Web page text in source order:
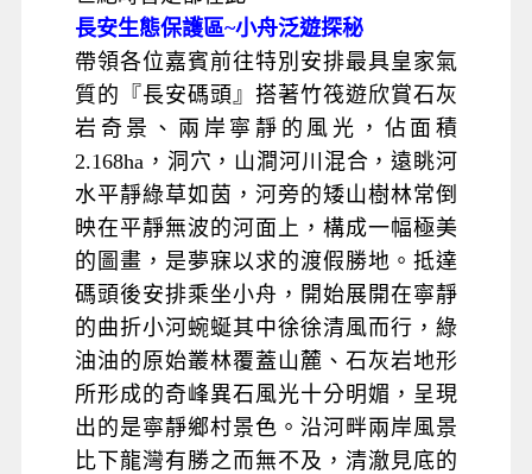
長安生態保護區~小舟泛遊探秘
帶領各位嘉賓前往特別安排最具皇家氣
質的『長安碼頭』搭著竹筏遊欣賞石灰
岩奇景、兩岸寧靜的風光，佔面積
2.168ha，洞穴，山澗河川混合，遠眺河
水平靜綠草如茵，河旁的矮山樹林常倒
映在平靜無波的河面上，構成一幅極美
的圖畫，是夢寐以求的渡假勝地。抵達
碼頭後安排乘坐小舟，開始展開在寧靜
的曲折小河蜿蜒其中徐徐清風而行，綠
油油的原始叢林覆蓋山麓、石灰岩地形
所形成的奇峰異石風光十分明媚，呈現
出的是寧靜鄉村景色。沿河畔兩岸風景
比下龍灣有勝之而無不及，清澈見底的